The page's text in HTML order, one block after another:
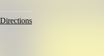
Directions